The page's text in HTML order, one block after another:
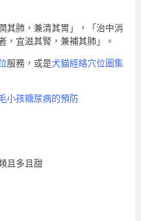
其肺，兼清其胃」，「治中消
，宜滋其腎，兼補其肺」。
服務，或是犬貓經絡穴位圖集
小孩糖尿病的預防
且多且甜